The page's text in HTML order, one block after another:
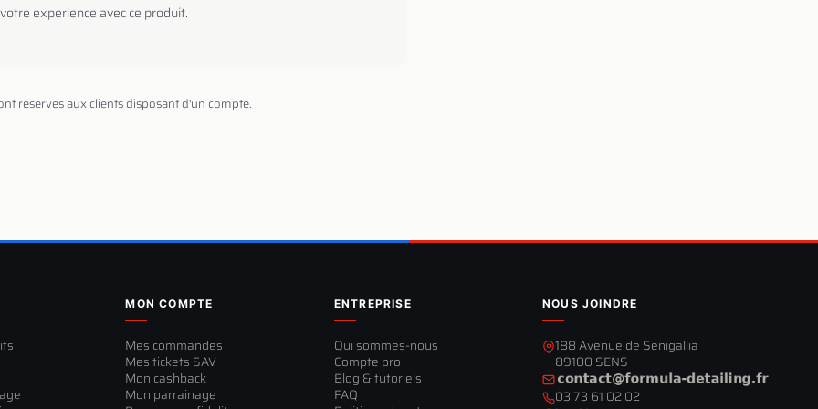
experience avec ce produit.
reserves aux clients disposant d'un compte.
MON COMPTE
Mes commandes
Mes tickets SAV
Mon cashback
Mon parrainage
ENTREPRISE
Qui sommes-nous
Compte pro
Blog & tutoriels
FAQ
NOUS JOINDRE
188 Avenue de Senigallia
89100 SENS
03 73 61 02 02